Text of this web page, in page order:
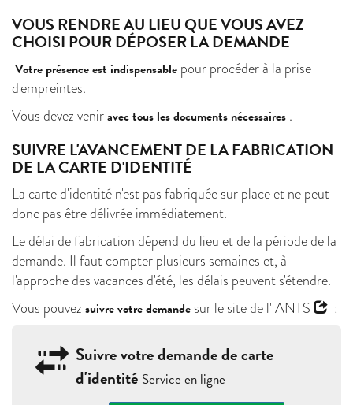
VOUS RENDRE AU LIEU QUE VOUS AVEZ
CHOISI POUR DÉPOSER LA DEMANDE
Votre présence est indispensable pour procéder à la prise
d'empreintes.
Vous devez veniravec tous les documents nécessaires .
SUIVRE L'AVANCEMENT DE LA FABRICATION
DE LA CARTE D'IDENTITÉ
La carte d'identité n'est pas fabriquée sur place et ne peut
donc pas être délivrée immédiatement.
Le délai de fabrication dépend du lieu et de la période de la
demande. Il faut compter plusieurs semaines et, à
l'approche des vacances d'été, les délais peuvent s'étendre.
Vous pouvez suivre votre demande sur le site de l' ANTS :
Suivre votre demande de carte
d'identité Service en ligne